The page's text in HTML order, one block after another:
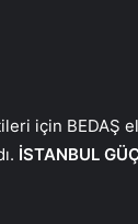
için BEDAŞ
İSTANBUL